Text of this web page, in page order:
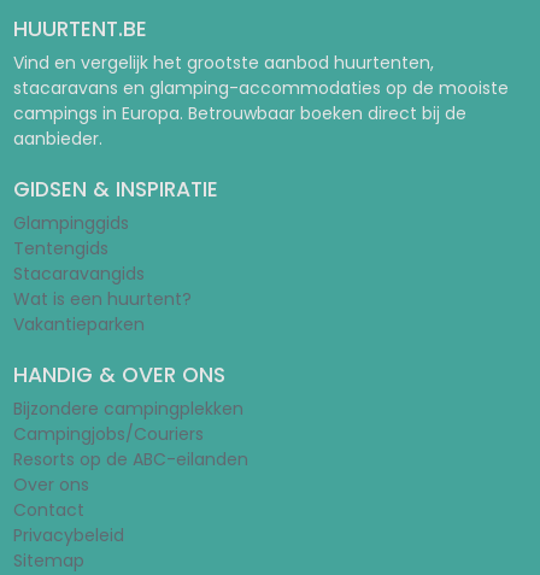
HUURTENT.BE
Vind en vergelijk het grootste aanbod huurtenten,
stacaravans en glamping-accommodaties op de mooiste
campings in Europa. Betrouwbaar boeken direct bij de
aanbieder.
GIDSEN & INSPIRATIE
Glampinggids
Tentengids
Stacaravangids
Wat is een huurtent?
Vakantieparken
HANDIG & OVER ONS
Bijzondere campingplekken
Campingjobs/Couriers
Resorts op de ABC-eilanden
Over ons
Contact
Privacybeleid
Sitemap